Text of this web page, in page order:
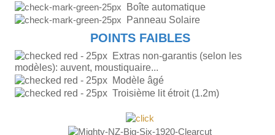
Boîte automatique
Panneau Solaire
POINTS FAIBLES
Extras non-garantis (selon les
modèles): auvent, moustiquaire...
Modèle âgé
Troisième lit étroit (1.2m)